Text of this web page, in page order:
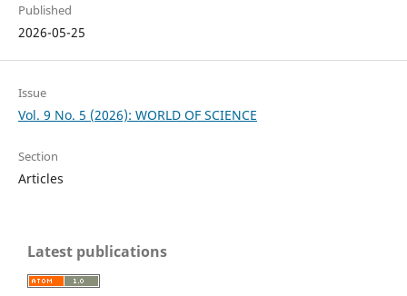
Published
2026-05-25
Issue
Vol. 9 No. 5 (2026): WORLD OF SCIENCE
Section
Articles
Latest publications